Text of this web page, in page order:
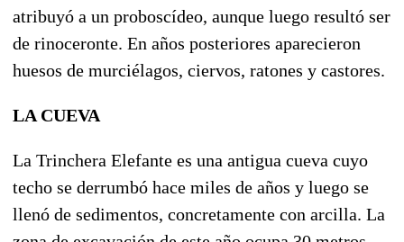
atribuyó a un proboscídeo, aunque luego resultó ser
de rinoceronte. En años posteriores aparecieron
huesos de murciélagos, ciervos, ratones y castores.
LA CUEVA
La Trinchera Elefante es una antigua cueva cuyo
techo se derrumbó hace miles de años y luego se
llenó de sedimentos, concretamente con arcilla. La